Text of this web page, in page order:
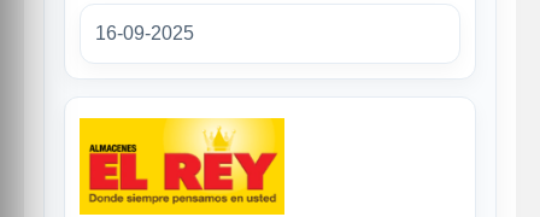
16-09-2025